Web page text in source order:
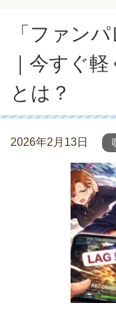
「ファン
｜今すぐ
とは？
2026年2月13日